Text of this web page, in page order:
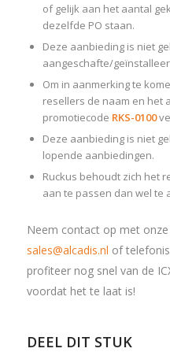
of gelijk aan het aantal
dezelfde PO staan.
Deze aanbieding is niet
aangeschafte/
Om in aanmerking te
resellers de naam en het
promotiecode RKS-0100
Deze aanbieding is niet
lopende aanbiedingen.
Ruckus behoudt zich het
aan te passen dan wel te
Neem contact op met
sales@alcadis.nl of
profiteer nog snel van de
voordat het te laat is!
DEEL DIT STUK